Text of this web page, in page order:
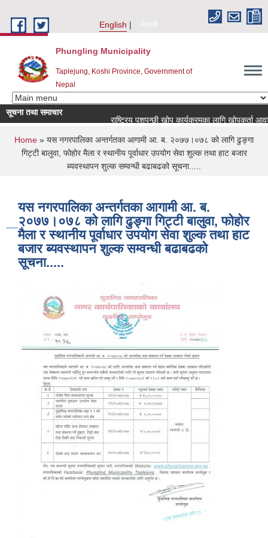
English
नेपाली
Phungling Municipality
Taplejung, Koshi Province, Government of
Nepal
सूचना तथा समाचार
राष्ट्रिय पशुपन्छी खोप कार्यक्रमका लागि खोपकर्ता आवश्यकता
You are here
Home » यस नगरपालिका अन्तर्गतका आगामी आ. ब. २०७७।०७८ को लागि ढुङ्गा
गिट्टी बालुवा, फोहोर मैला र स्थानीय पूर्वाधार उपयोग सेवा शुल्क तथा हाट बजार
ब्यवस्थापन शुल्क सम्वन्धी बढाबढको सूचना.....
यस नगरपालिका अन्तर्गतका आगामी आ. ब.
२०७७।०७८ को लागि ढुङ्गा गिट्टी बालुवा, फोहोर
मैला र स्थानीय पूर्वाधार उपयोग सेवा शुल्क तथा हाट
बजार ब्यवस्थापन शुल्क सम्वन्धी बढाबढको
सूचना.....